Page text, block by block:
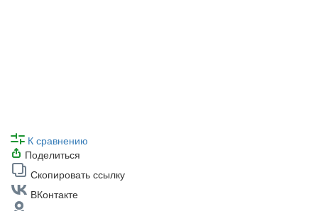
К сравнению
Поделиться
Скопировать ссылку
ВКонтакте